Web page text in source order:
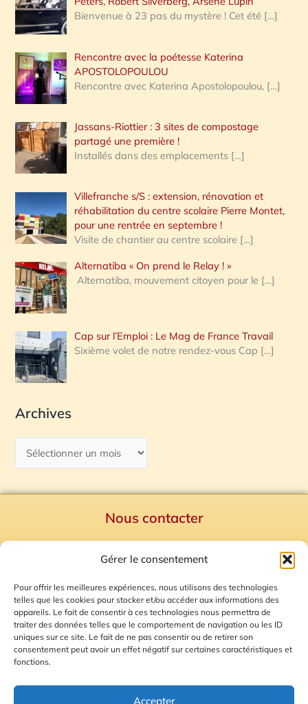
Gérer le consentement
Pour offrir les meilleures expériences, nous utilisons des technologies
telles que les cookies pour stocker et/ou accéder aux informations des
appareils. Le fait de consentir à ces technologies nous permettra de
traiter des données telles que le comportement de navigation ou les ID
uniques sur ce site. Le fait de ne pas consentir ou de retirer son
consentement peut avoir un effet négatif sur certaines caractéristiques et
fonctions.
Accepter
Bienvenue à 23 pas du mystère ! Cet été […]
Rencontre avec la poétesse Katerina
APOSTOLOPOULOU
Rencontre avec Katerina Apostolopoulou, […]
Jassans-Riottier : 3 sites de compostage
partagé une première !
Installés dans des emplacements […]
Villefranche s/S : extension, rénovation et
réhabilitation du centre scolaire Pierre Montet,
pour une rentrée en septembre !
Visite de chantier au centre scolaire […]
Alternatiba « On prend le Relay ! »
Alternatiba, mouvement citoyen pour le […]
Cap sur l’Emploi : Le Mag de France Travail
Sixième volet de notre rendez-vous Cap […]
Archives
Nous contacter
Mentions Légales
Plan du site
Gestion des Cookies